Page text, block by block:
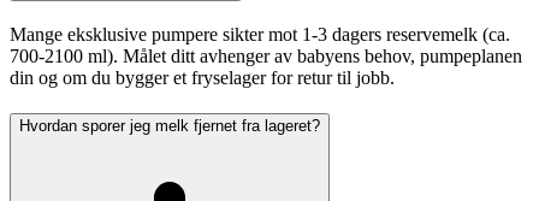
Mange eksklusive pumpere sikter mot 1-3 dagers reservemelk (ca.
700-2100 ml). Målet ditt avhenger av babyens behov, pumpeplanen
din og om du bygger et fryselager for retur til jobb.
Hvordan sporer jeg melk fjernet fra lageret?